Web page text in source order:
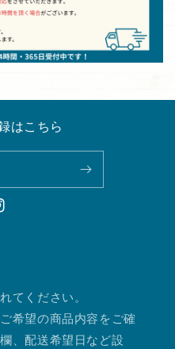
はこちら
てください。
希望の商品内容をご確
、配送希望日など設